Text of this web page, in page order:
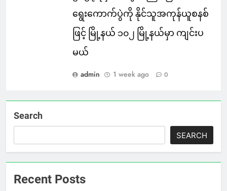
ရွေးကောက်ပွဲကို နိုင်သူအကုန်ယူစနစ်
ဖြင့် မြို့နယ် ၁၀၂ မြို့နယ်မှာ ကျင်းပ
မယ်
admin 1 week ago 0
Search
SEARCH
Recent Posts